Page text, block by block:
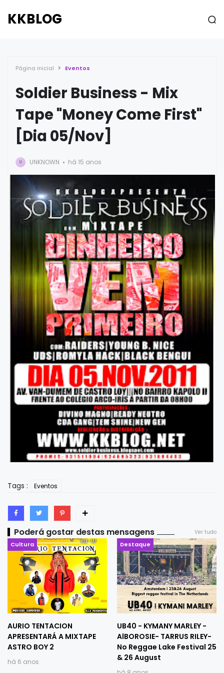
KKBLOG
Página inicial Eventos
Soldier Business - Mix
Tape "Money Come First"
[Dia 05/Nov]
U UNKNOWN há 15 anos
Tags : Eventos
Poderá gostar destas mensagens Ver tudo
Cultura
AURIO TENTACION
APRESENTARÁ A MIXTAPE
ASTRO BOY 2
há 6 anos
Destaque
UB40 - KYMANY MARLEY -
AlBOROSIE- TARRUS RILEY-
No Reggae Lake Festival 25
& 26 August